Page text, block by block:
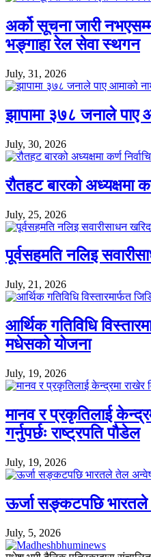
अर्को सूचना जारी
भङ्गाहा रेल सेवा स्थगन
July, 31, 2026
झापामा ३७८ जनाले पाए
July, 30, 2026
रौतहट बारको अध्यक्षमा
July, 25, 2026
पूर्वसहमति नलिइ
July, 21, 2026
आर्थिक गतिविधि
मधेसको योजना
July, 19, 2026
मानव र प्रकृतिलाई
गर्नुपर्छः राष्ट्रपति पौडेल
July, 19, 2026
ऊर्जा सङ्कटपछि भारतले
July, 5, 2026